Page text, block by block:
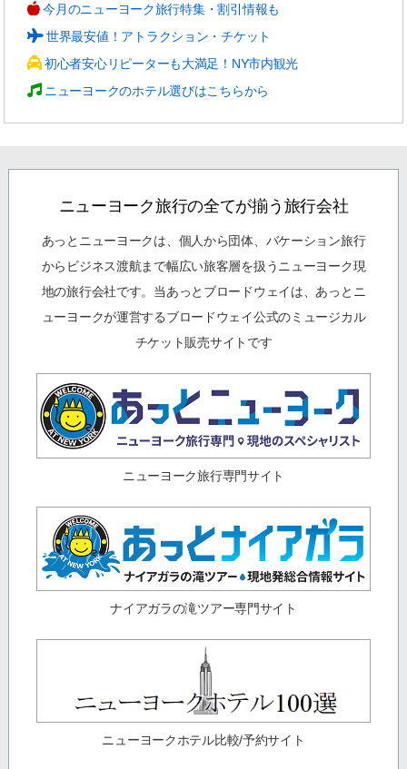
今月のニューヨーク旅行特集・割引情報も
世界最安値！アトラクション・チケット
初心者安心リピーターも大満足！NY市内観光
ニューヨークのホテル選びはこちらから
ニューヨーク旅行の全てが揃う旅行会社
あっとニューヨークは、個人から団体、バケーション旅行
からビジネス渡航まで幅広い旅客層を扱うニューヨーク現
地の旅行会社です。当あっとブロードウェイは、あっとニ
ューヨークが運営するブロードウェイ公式のミュージカル
チケット販売サイトです
ニューヨーク旅行専門サイト
ナイアガラの滝ツアー専門サイト
ニューヨークホテル比較/予約サイト